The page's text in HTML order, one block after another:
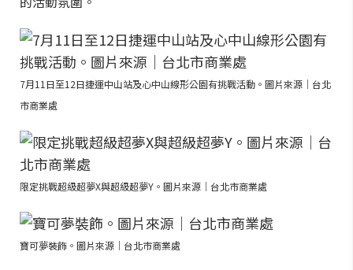
7月11日至12日捷運中山站及心中山線形公園有挑戰活動。圖片來源｜台北
市商業處
限定挑戰超級超夢X與超級超夢Y。圖片來源｜台北市商業處
寶可夢裝飾。圖片來源｜台北市商業處